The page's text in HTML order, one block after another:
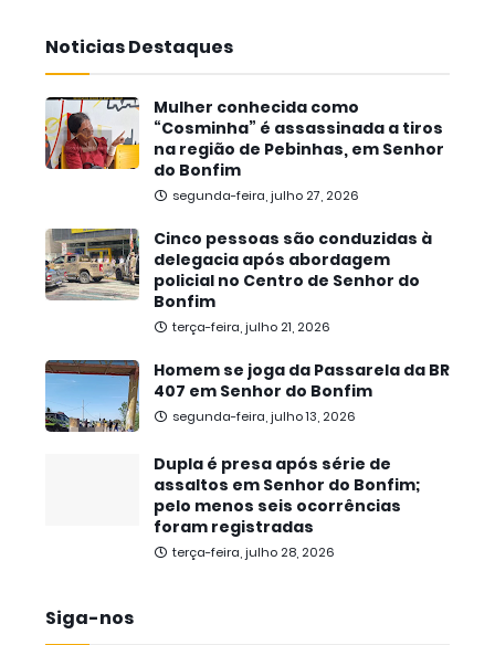
Noticias Destaques
Mulher conhecida como
“Cosminha” é assassinada a tiros
na região de Pebinhas, em Senhor
do Bonfim
segunda-feira, julho 27, 2026
Cinco pessoas são conduzidas à
delegacia após abordagem
policial no Centro de Senhor do
Bonfim
terça-feira, julho 21, 2026
Homem se joga da Passarela da BR
407 em Senhor do Bonfim
segunda-feira, julho 13, 2026
Dupla é presa após série de
assaltos em Senhor do Bonfim;
pelo menos seis ocorrências
foram registradas
terça-feira, julho 28, 2026
Siga-nos